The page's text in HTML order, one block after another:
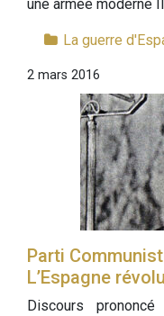
une armée moderne
La guerre
2 mars 2016
Parti
L’Espagne
Discours